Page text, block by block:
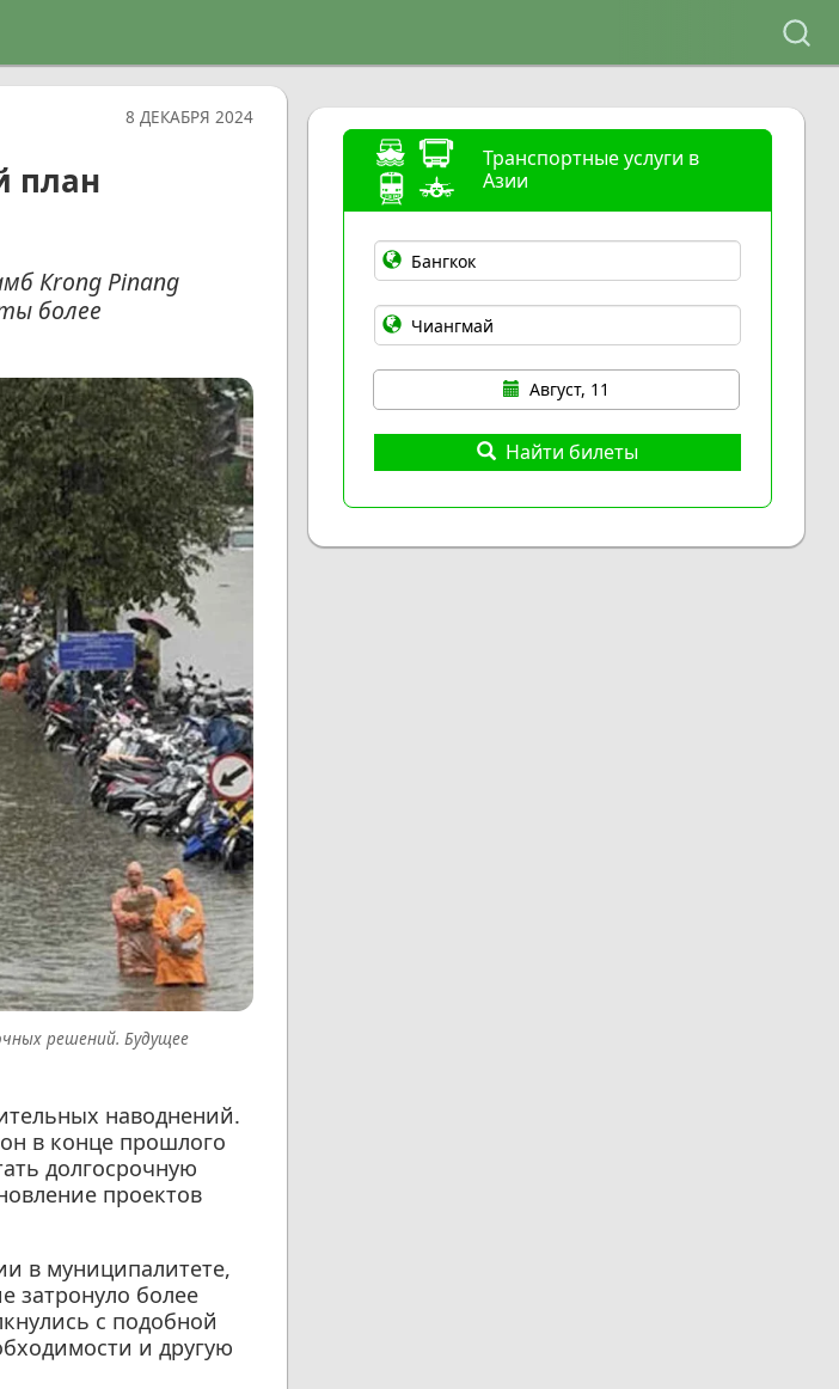
8 ДЕКАБРЯ 2024
план
Кrong Pinang
более
решений. Будущее
наводнений.
в конце прошлого
долгосрочную
проектов
в муниципалитете,
затронуло более
с подобной
и другую
Транспортные услуги в
Азии
Август, 11
Найти билеты